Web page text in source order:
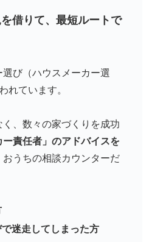
借りて、最短ルートで
び（ハウスメーカー選
れています。
、数々の家づくりを成功
ー責任者」のアドバイスを
おうちの相談カウンターだ
迷走してしまった方